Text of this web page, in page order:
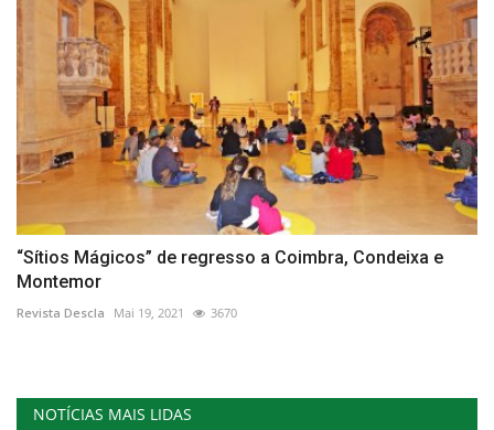
“Sítios Mágicos” de regresso a Coimbra, Condeixa e
Montemor
Revista Descla Mai 19, 2021 3670
NOTÍCIAS MAIS LIDAS